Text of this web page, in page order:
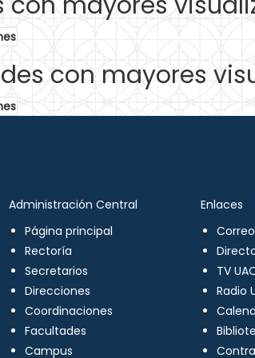
con mayores
Administración Central
Página principal
Rectoría
Secretarios
Direcciones
Coordinaciones
Facultades
Campus
Enlaces
TV
Radio